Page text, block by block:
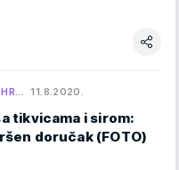
11.8.2020.
tikvicama i sirom:
doručak (FOTO)